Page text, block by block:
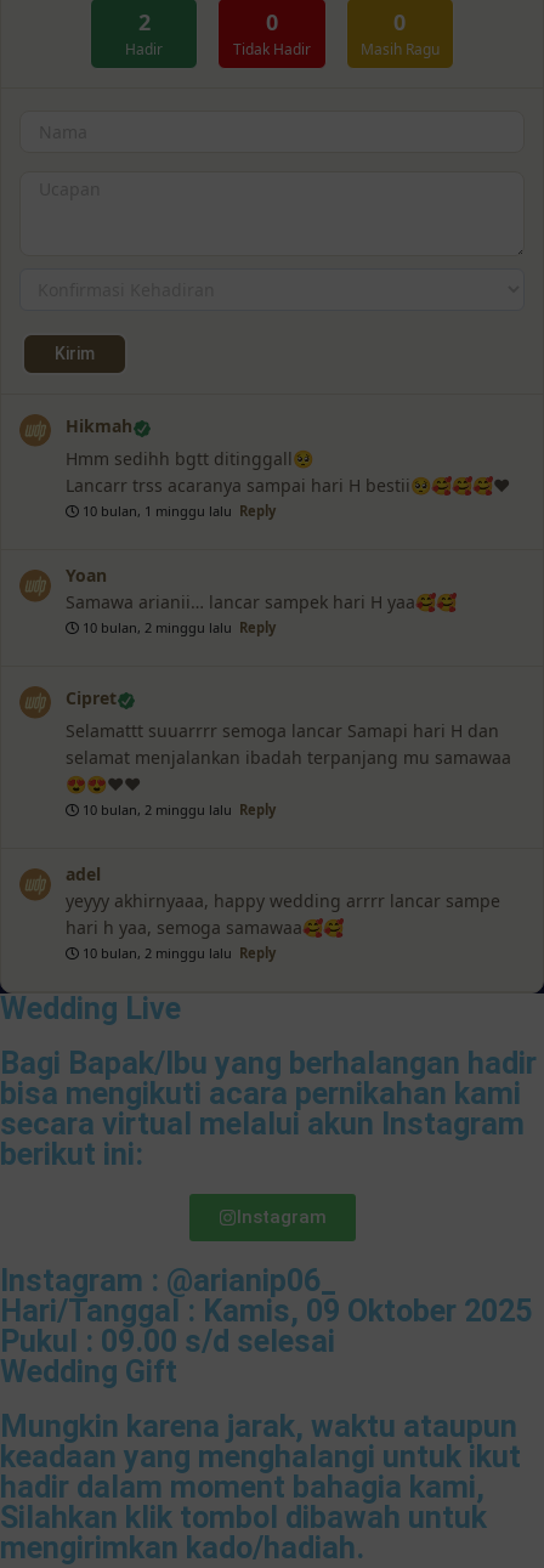
2
Hadir
0
Tidak Hadir
0
Masih Ragu
Hikmah
Hmm sedihh bgtt ditinggall🥺
Lancarr trss acaranya sampai hari H bestii🥺🥰🥰🥰❤
10 bulan, 1 minggu lalu Reply
Yoan
Samawa arianii… lancar sampek hari H yaa🥰🥰
10 bulan, 2 minggu lalu Reply
Cipret
Selamattt suuarrrr semoga lancar Samapi hari H dan
selamat menjalankan ibadah terpanjang mu samawaa
😍😍❤️❤️
10 bulan, 2 minggu lalu Reply
adel
yeyyy akhirnyaaa, happy wedding arrrr lancar sampe
hari h yaa, semoga samawaa🥰🥰
10 bulan, 2 minggu lalu Reply
Wedding Live
Bagi Bapak/Ibu yang berhalangan hadir
bisa mengikuti acara pernikahan kami
secara virtual melalui akun Instagram
berikut ini:
Instagram
Instagram : @arianip06_
Hari/Tanggal : Kamis, 09 Oktober 2025
Pukul : 09.00 s/d selesai
Wedding Gift
Mungkin karena jarak, waktu ataupun
keadaan yang menghalangi untuk ikut
hadir dalam moment bahagia kami,
Silahkan klik tombol dibawah untuk
mengirimkan kado/hadiah.